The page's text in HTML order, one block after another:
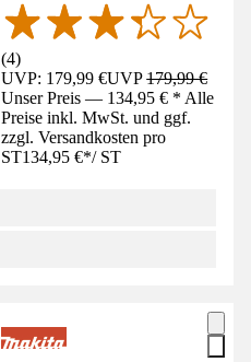
(4)
UVP: 179,99 €UVP179,99 €
Unser Preis — 134,95 € * Alle
Preise inkl. MwSt. und ggf.
zzgl. Versandkosten pro
ST134,95 €*/ ST